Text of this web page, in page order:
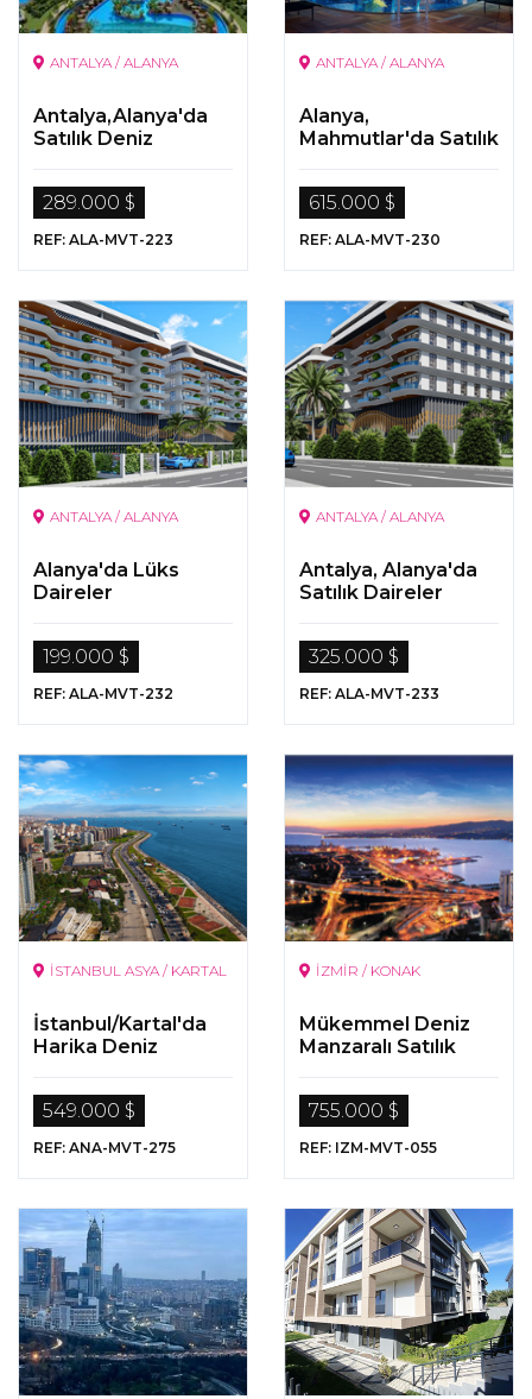
ANTALYA / ALANYA
Antalya,Alanya'da
Satılık Deniz
Gayrimenkuller
289.000 $
REF: ALA-MVT-223
ANTALYA / ALANYA
Alanya,
Mahmutlar'da Satılık
615.000 $
REF: ALA-MVT-230
ANTALYA / ALANYA
Alanya'da Lüks
Daireler
199.000 $
REF: ALA-MVT-232
ANTALYA / ALANYA
Antalya, Alanya'da
Satılık Daireler
325.000 $
REF: ALA-MVT-233
İSTANBUL ASYA / KARTAL
İstanbul/Kartal'da
Harika Deniz
Gayrimenkuller
549.000 $
REF: ANA-MVT-275
İZMİR / KONAK
Mükemmel Deniz
Manzaralı Satılık
755.000 $
REF: IZM-MVT-055